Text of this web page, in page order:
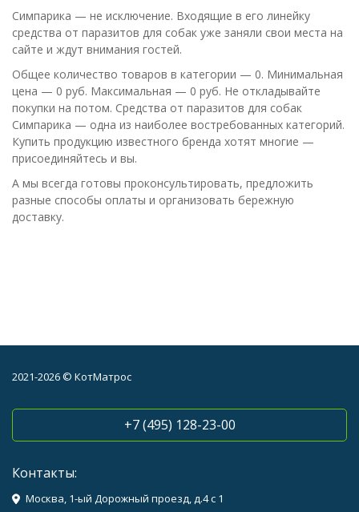
Симпарика — не исключение. Входящие в его линейку
средства от паразитов для собак уже заняли свои места на
сайте и ждут внимания гостей.
Общее количество товаров в категории — 0. Минимальная
цена — 0 руб. Максимальная — 0 руб. Не откладывайте
покупки на потом. Средства от паразитов для собак
Симпарика — одна из наиболее востребованных категорий.
Купить продукцию известного бренда хотят многие —
присоединяйтесь и вы.
А мы всегда готовы проконсультировать, предложить
разные способы оплаты и организовать бережную
доставку.
2021-2026 © КотМатрос
+7 (495) 128-23-00
Контакты:
Москва, 1-ый Дорожный проезд, д.4 с 1